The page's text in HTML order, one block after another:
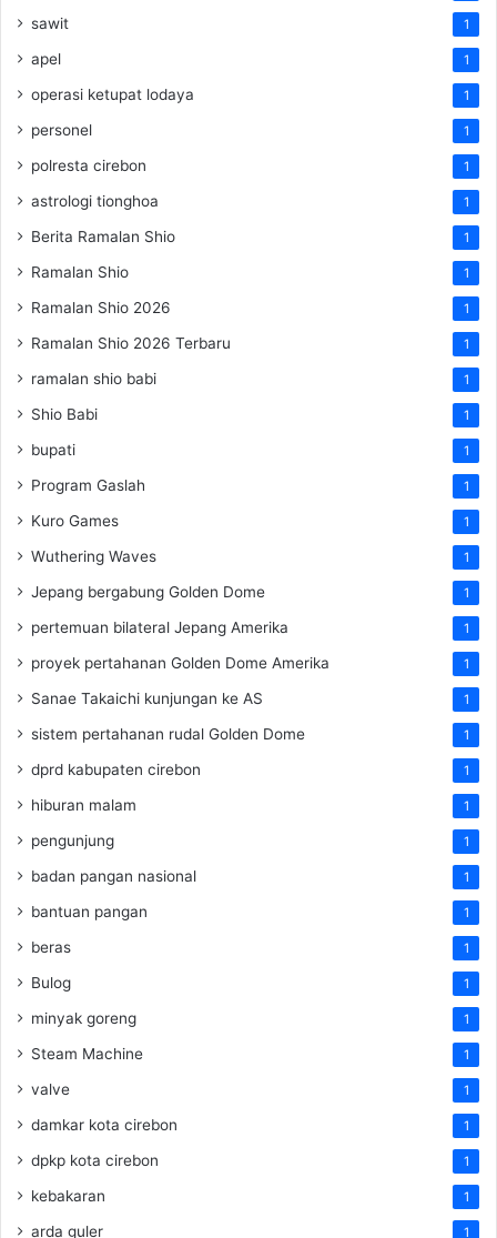
sawit 1
apel 1
operasi ketupat lodaya 1
personel 1
polresta cirebon 1
astrologi tionghoa 1
Berita Ramalan Shio 1
Ramalan Shio 1
Ramalan Shio 2026 1
Ramalan Shio 2026 Terbaru 1
ramalan shio babi 1
Shio Babi 1
bupati 1
Program Gaslah 1
Kuro Games 1
Wuthering Waves 1
Jepang bergabung Golden Dome 1
pertemuan bilateral Jepang Amerika 1
proyek pertahanan Golden Dome Amerika 1
Sanae Takaichi kunjungan ke AS 1
sistem pertahanan rudal Golden Dome 1
dprd kabupaten cirebon 1
hiburan malam 1
pengunjung 1
badan pangan nasional 1
bantuan pangan 1
beras 1
Bulog 1
minyak goreng 1
Steam Machine 1
valve 1
damkar kota cirebon 1
dpkp kota cirebon 1
kebakaran 1
arda guler 1